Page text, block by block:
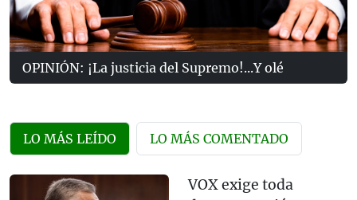
OPINIÓN: ¡La justicia del Supremo!...Y olé
LO MÁS LEÍDO LO MÁS COMENTADO
VOX exige toda